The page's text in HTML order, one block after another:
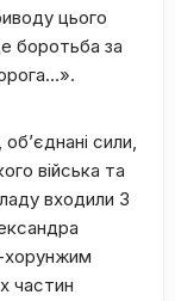
цього
боротьба за
сили,
війська та
входили 3
хорунжим
частин